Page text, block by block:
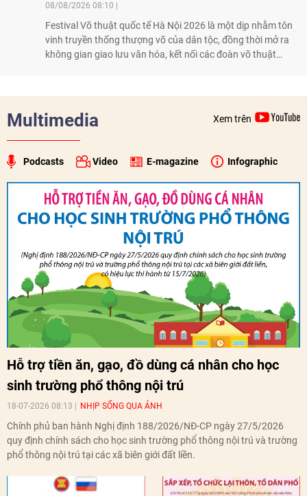
08/08/2026 08:10
Festival Võ thuật quốc tế Hà Nội 2026 là một dịp nhằm tôn
vinh truyền thống thượng võ của dân tộc, đồng thời mở ra
không gian giao lưu văn hóa, kết nối các đoàn võ thuật
Multimedia Xem trên
Podcasts Video E-magazine Infographic
Hỗ trợ tiền ăn, gạo, đồ dùng cá nhân cho học
sinh trường phổ thông nội trú
18-07-2026 08:13 NHỊP SỐNG QUA ẢNH
Chính phủ ban hành Nghị định 188/2026/NĐ-CP ngày 27/5/2026
quy định chính sách cho học sinh trường phổ thông nội trú và trường
phổ thông nội trú tại các xã biên giới đất liền.